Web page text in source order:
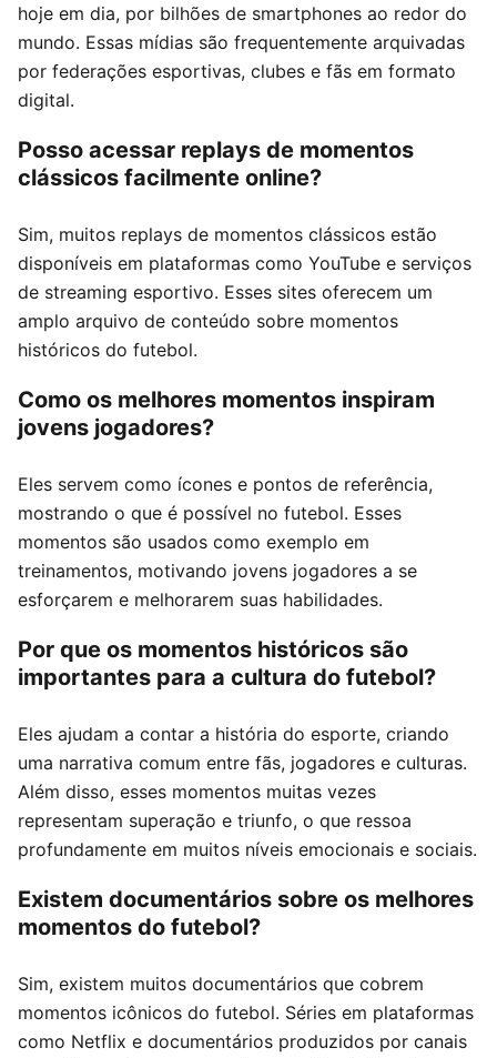
hoje em dia, por bilhões de smartphones ao redor do
mundo. Essas mídias são frequentemente arquivadas
por federações esportivas, clubes e fãs em formato
digital.
Posso acessar replays de momentos
clássicos facilmente online?
Sim, muitos replays de momentos clássicos estão
disponíveis em plataformas como YouTube e serviços
de streaming esportivo. Esses sites oferecem um
amplo arquivo de conteúdo sobre momentos
históricos do futebol.
Como os melhores momentos inspiram
jovens jogadores?
Eles servem como ícones e pontos de referência,
mostrando o que é possível no futebol. Esses
momentos são usados como exemplo em
treinamentos, motivando jovens jogadores a se
esforçarem e melhorarem suas habilidades.
Por que os momentos históricos são
importantes para a cultura do futebol?
Eles ajudam a contar a história do esporte, criando
uma narrativa comum entre fãs, jogadores e culturas.
Além disso, esses momentos muitas vezes
representam superação e triunfo, o que ressoa
profundamente em muitos níveis emocionais e sociais.
Existem documentários sobre os melhores
momentos do futebol?
Sim, existem muitos documentários que cobrem
momentos icônicos do futebol. Séries em plataformas
como Netflix e documentários produzidos por canais